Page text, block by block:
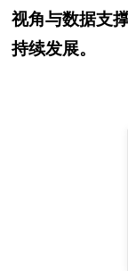
视角与数据支
持续发展。